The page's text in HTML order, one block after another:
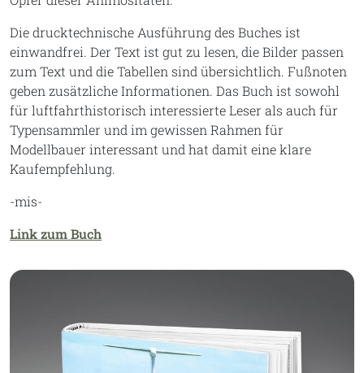
Die drucktechnische Ausführung des Buches ist
einwandfrei. Der Text ist gut zu lesen, die Bilder passen
zum Text und die Tabellen sind übersichtlich. Fußnoten
geben zusätzliche Informationen. Das Buch ist sowohl
für luftfahrthistorisch interessierte Leser als auch für
Typensammler und im gewissen Rahmen für
Modellbauer interessant und hat damit eine klare
Kaufempfehlung.
-mis-
Link zum Buch